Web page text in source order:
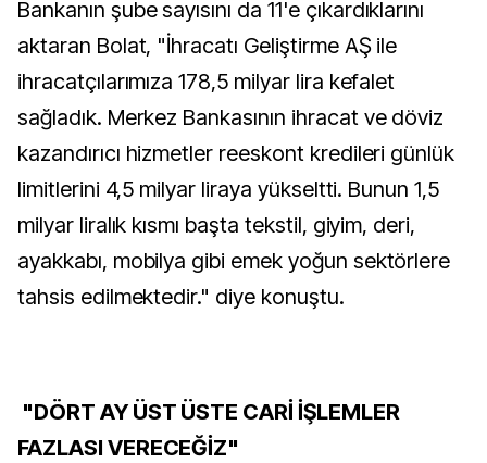
Bankanın şube sayısını da 11'e çıkardıklarını
aktaran Bolat, "İhracatı Geliştirme AŞ ile
ihracatçılarımıza 178,5 milyar lira kefalet
sağladık. Merkez Bankasının ihracat ve döviz
kazandırıcı hizmetler reeskont kredileri günlük
limitlerini 4,5 milyar liraya yükseltti. Bunun 1,5
milyar liralık kısmı başta tekstil, giyim, deri,
ayakkabı, mobilya gibi emek yoğun sektörlere
tahsis edilmektedir." diye konuştu.
"DÖRT AY ÜST ÜSTE CARİ İŞLEMLER
FAZLASI VERECEĞİZ"